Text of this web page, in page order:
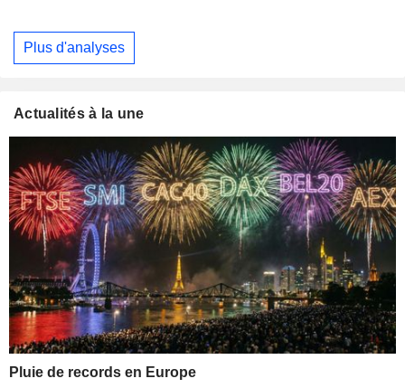
Plus d'analyses
Actualités à la une
Pluie de records en Europe